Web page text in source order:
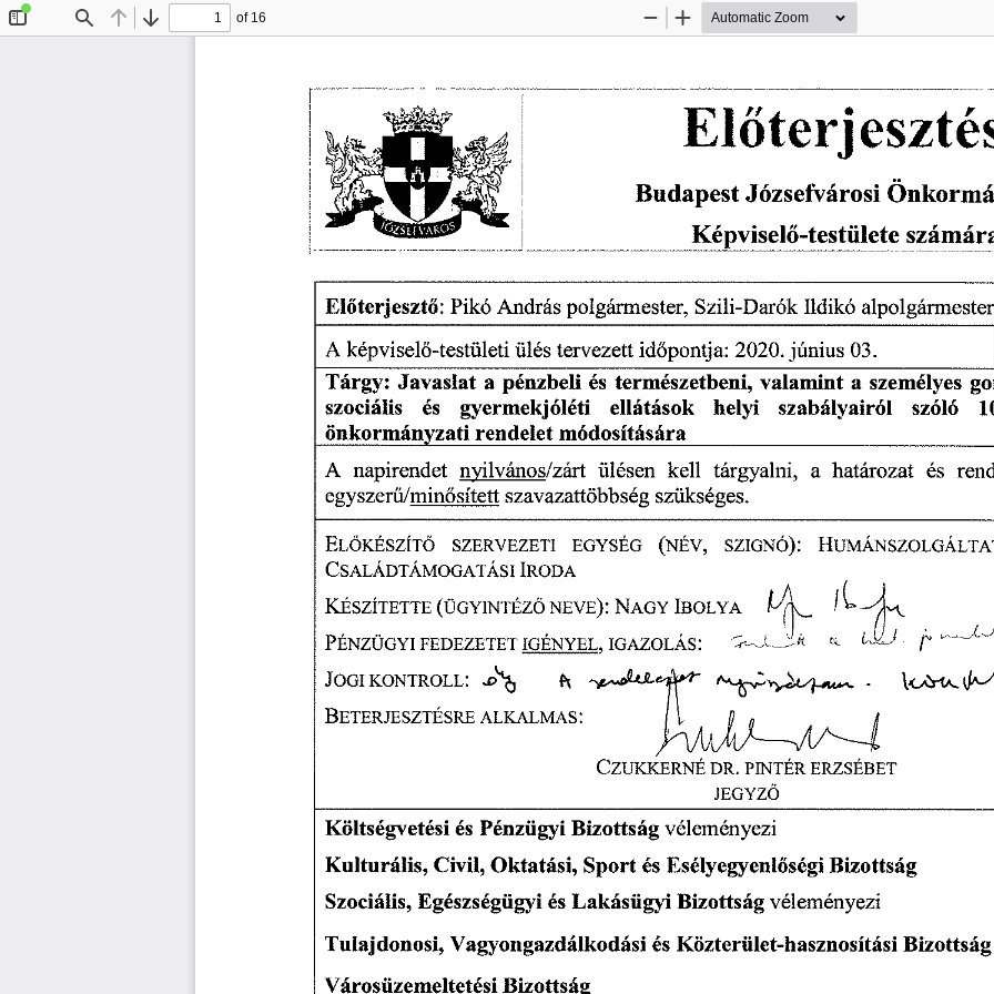
Find Previous
Next
of 16
Zoom
Zoom
Elő
Budapest Józsefvárosi
Képviselő-testülete
Előterjesztő: Pikó András polgármester, Szili-Darók Ildikó alpolgármester
A képviselő-testületi ülés tervezett időpontja: 2020. június 03.
Tárgy: Javaslat a pénzbeli és természetbeni, valamint a személyes
szociális
és gyermekjóléti ellátások helyi szabályairól szóló
önkormányzati rendelet módosítására
a határozat és
A napirendet nyilvános/zárt ülésen kell
tárgyalni,
egyszerű/minősített szavazattöbbség szükséges.
EL ŐKÉSZÍTŐ SZERVEZETI EGYSÉG (NÉV, SZIGNÓ):
CSALÁDTÁMOGATÁSI IRODA
KÉSZÍTETTE (ÜGYINTÉZŐ NEVE): NAGY IBOLYAP%
;L
,
PÉNZÜGYI FEDEZETET IGÉNYEL, IGAZOLÁS: Tr-J- 2-r '4 "-} r -
JOGI KONTROLL: ..cilb ÍN n e...JAL
sel..c.1-‘14.'" . IICAIA- IJA-
BETERJESZTÉSRE ALKALMAS:
CZUKKERNÉ DR. PINTÉR ERZSÉBET
JEGYZŐ
Költségvetési es Pénzügyi Bizottság véleményezi
Kulturális, Civil, Oktatási, Sport és Esélyegyenlőségi Bizottság
Szociális, Egészségügyi és Lakásügyi Bizottság véleményezi
Tulajdonosi, Vagyongazdálkodási és Közterület-hasznosítási Bizottság
Városüzemeltetési Bizottság